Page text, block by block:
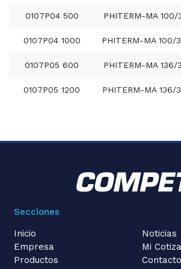
0107P04 500 PHITERM-MA
0107P04 1000 PHITERM-MA 100/
0107P05 600 PHITERM-MA
0107P05 1200 PHITERM-MA 136/
Secciones
Inicio
Empresa
Productos
Noticias
Mi
Contacto